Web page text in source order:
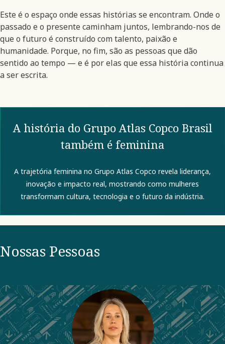
Este é o espaço onde essas histórias se encontram. Onde o
passado e o presente caminham juntos, lembrando-nos de
que o futuro é construído com talento, paixão e
humanidade. Porque, no fim, são as pessoas que dão
sentido ao tempo — e é por elas que essa história continua
a ser escrita.
A história do Grupo Atlas Copco Brasil
também é feminina
A trajetória feminina no Grupo Atlas Copco revela liderança,
inovação e impacto real, mostrando como mulheres
transformam cultura, tecnologia e o futuro da indústria.
Nossas Pessoas